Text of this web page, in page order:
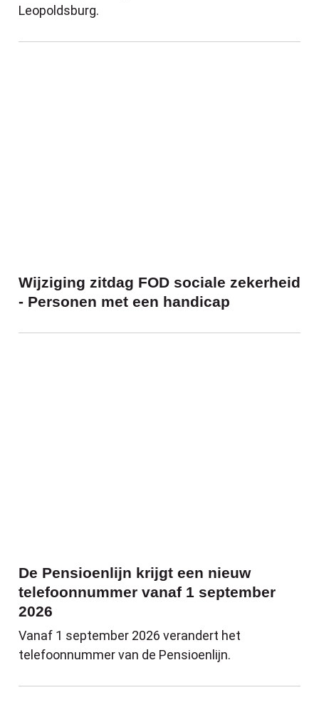
Leopoldsburg.
Wijziging zitdag FOD sociale zekerheid
- Personen met een handicap
De Pensioenlijn krijgt een nieuw
telefoonnummer vanaf 1 september
2026
Vanaf 1 september 2026 verandert het
telefoonnummer van de Pensioenlijn.